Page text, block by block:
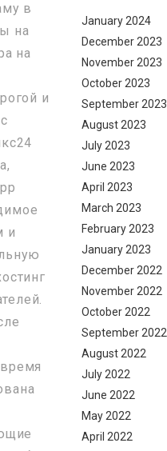
в
на
на
и
и
January 2024
December 2023
November 2023
October 2023
September 2023
August 2023
July 2023
June 2023
April 2023
March 2023
February 2023
January 2023
December 2022
November 2022
October 2022
September 2022
August 2022
July 2022
June 2022
May 2022
April 2022